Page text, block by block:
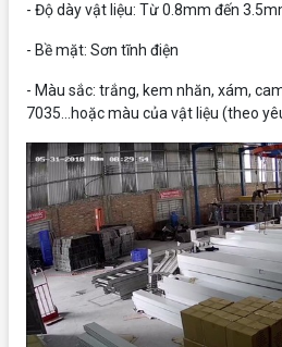
- Độ dày vật liệu: Từ 0.8mm đến
- Bề mặt: Sơn tĩnh điện
- Màu sắc: trắng, kem nhăn, xám,
7035...hoặc màu của vật liệu (theo